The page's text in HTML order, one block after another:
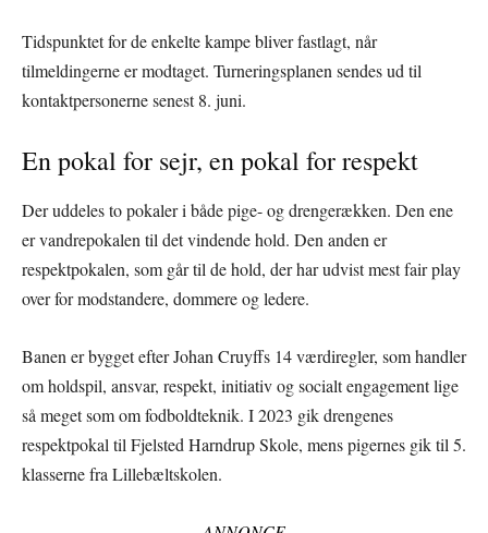
Tidspunktet for de enkelte kampe bliver fastlagt, når
tilmeldingerne er modtaget. Turneringsplanen sendes ud til
kontaktpersonerne senest 8. juni.
En pokal for sejr, en pokal for respekt
Der uddeles to pokaler i både pige- og drengerækken. Den ene
er vandrepokalen til det vindende hold. Den anden er
respektpokalen, som går til de hold, der har udvist mest fair play
over for modstandere, dommere og ledere.
Banen er bygget efter Johan Cruyffs 14 værdiregler, som handler
om holdspil, ansvar, respekt, initiativ og socialt engagement lige
så meget som om fodboldteknik. I 2023 gik drengenes
respektpokal til Fjelsted Harndrup Skole, mens pigernes gik til 5.
klasserne fra Lillebæltskolen.